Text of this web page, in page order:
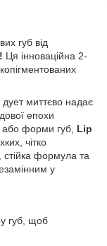
губ від
Ця інноваційна 2-
миттєво надає
епохи
або форми губ, Lip
чітко
стійка формула та
у
губ, щоб